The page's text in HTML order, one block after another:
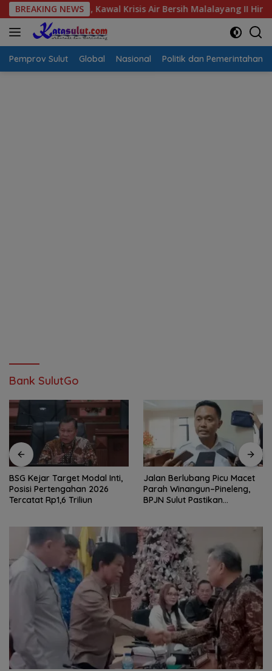
Langsung
ke
konten
BREAKING NEWS
Warga, Kawal Krisis Air Bersih Malalayang II Hingga
Pemprov Sulut Global Nasional Politik dan Pemerintahan
Bank SulutGo
BSG Kejar Target Modal Inti,
Posisi Pertengahan 2026
Tercatat Rp1,6 Triliun
Jalan Berlubang Picu Macet
Parah Winangun–Pineleng,
BPJN Sulut Pastikan